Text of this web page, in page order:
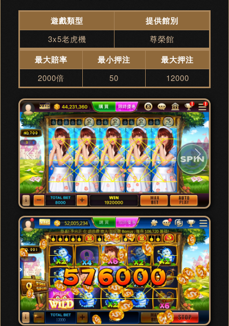
遊戲類型 提供館別
3x5老虎機 尊榮館
最大賠率 最小押注 最大押注
2000倍 50 12000